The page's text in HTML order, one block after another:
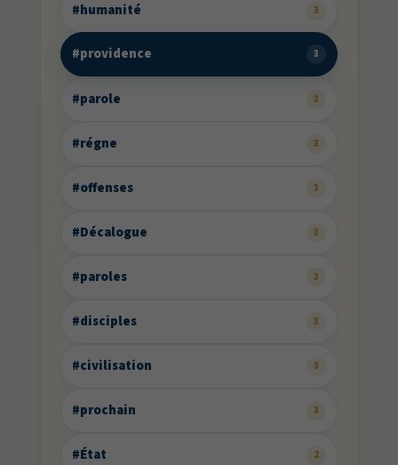
#humanité 3
#providence 3
#parole 3
#régne 3
#offenses 3
#Décalogue 3
#paroles 3
#disciples 3
#civilisation 3
#prochain 3
#État 2